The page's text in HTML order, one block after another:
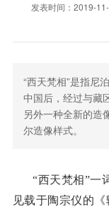
发表时间： 2019-
“西天梵相”是指尼
中国后，经过与藏
另外一种全新的造
尔造像样式。
“西天梵相”一
见载于陶宗仪的